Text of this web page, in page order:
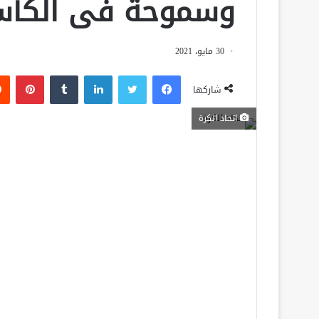
وسموحة فى
30 مايو، 2021
شاركها
فيسبوك لينكدإن بينتيريست
اتحاد الكرة